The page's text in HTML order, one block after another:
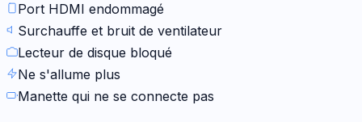
Port HDMI endommagé
Surchauffe et bruit de ventilateur
Lecteur de disque bloqué
Ne s'allume plus
Manette qui ne se connecte pas